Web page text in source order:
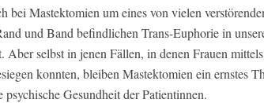
bei Mastektomien um eines von vielen
und Band befindlichen Trans-Euphorie in
Aber selbst in jenen Fällen, in denen Frauen
konnten, bleiben Mastektomien ein ernstes
Gesundheit der Patientinnen.